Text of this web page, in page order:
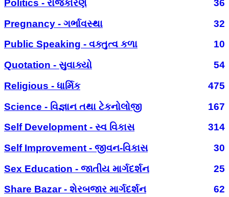
Politics - રાજકારણ
36
Pregnancy - ગર્ભાવસ્થા
32
Public Speaking - વક્તુત્વ કળા
10
Quotation - સુવાક્યો
54
Religious - ધાર્મિક
475
Science - વિજ્ઞાન તથા ટેકનોલોજી
167
Self Development - સ્વ વિકાસ
314
Self Improvement - જીવન-વિકાસ
30
Sex Education - જાતીય માર્ગદર્શન
25
Share Bazar - શેરબજાર માર્ગદર્શન
62